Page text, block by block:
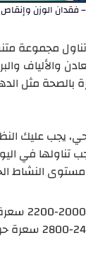
الوزن وإنقاص
مجموعة
والألياف
بالصحة مثل
يجب عليك
تناولها في
النشاط
تحتاج